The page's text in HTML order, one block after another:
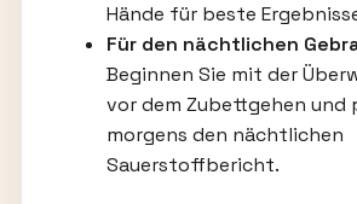
Hände für beste
Für den nächtlichen
Beginnen Sie mit der
vor dem Zubettgehen und
morgens den nächtlichen
Sauerstoffbericht.